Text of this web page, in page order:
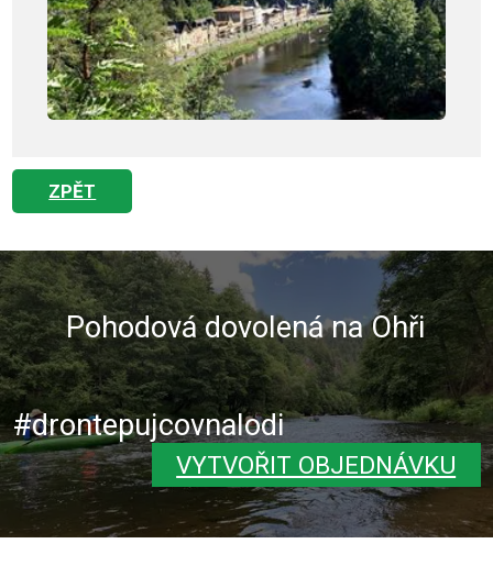
ZPĚT
Pohodová dovolená na Ohři
#drontepujcovnalodi
VYTVOŘIT OBJEDNÁVKU